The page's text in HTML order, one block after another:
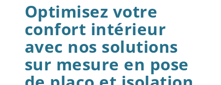
Optimisez votre
confort intérieur
avec nos solutions
sur mesure en pose